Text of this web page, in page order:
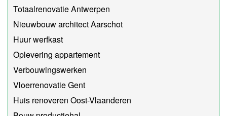
Totaalrenovatie Antwerpen
Nieuwbouw architect Aarschot
Huur werfkast
Oplevering appartement
Verbouwingswerken
Vloerrenovatie Gent
Huis renoveren Oost-Vlaanderen